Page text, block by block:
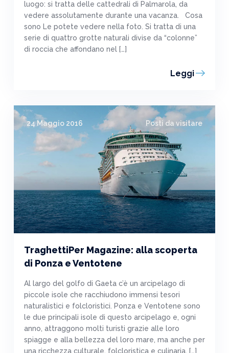
luogo: si tratta delle cattedrali di Palmarola, da
vedere assolutamente durante una vacanza. Cosa
sono Le potete vedere nella foto. Si tratta di una
serie di quattro grotte naturali divise da “colonne”
di roccia che affondano nel […]
Leggi
24 Maggio 2016 Posti da visitare
TraghettiPer Magazine: alla scoperta
di Ponza e Ventotene
Al largo del golfo di Gaeta c’è un arcipelago di
piccole isole che racchiudono immensi tesori
naturalistici e folcloristici. Ponza e Ventotene sono
le due principali isole di questo arcipelago e, ogni
anno, attraggono molti turisti grazie alle loro
spiagge e alla bellezza del loro mare, ma anche per
una ricchezza culturale, folcloristica e culinaria. […]